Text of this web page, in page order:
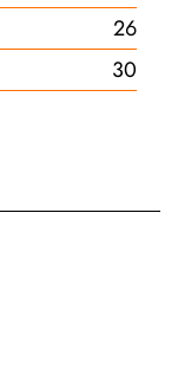
26
30